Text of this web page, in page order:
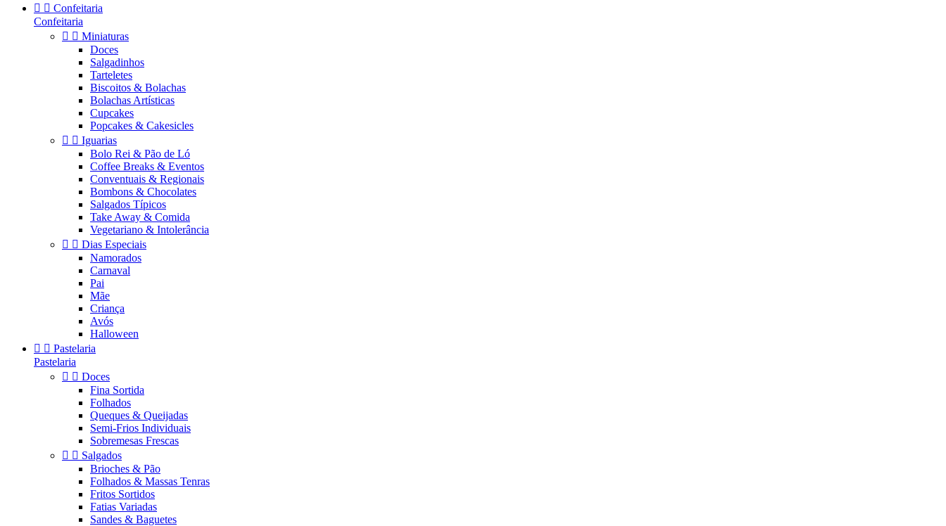
  Confeitaria
Confeitaria
  Miniaturas
Doces
Salgadinhos
Tarteletes
Biscoitos & Bolachas
Bolachas Artísticas
Cupcakes
Popcakes & Cakesicles
  Iguarias
Bolo Rei & Pão de Ló
Coffee Breaks & Eventos
Conventuais & Regionais
Bombons & Chocolates
Salgados Típicos
Take Away & Comida
Vegetariano & Intolerância
  Dias Especiais
Namorados
Carnaval
Pai
Mãe
Criança
Avós
Halloween
  Pastelaria
Pastelaria
  Doces
Fina Sortida
Folhados
Queques & Queijadas
Semi-Frios Individuais
Sobremesas Frescas
  Salgados
Brioches & Pão
Folhados & Massas Tenras
Fritos Sortidos
Fatias Variadas
Sandes & Baguetes